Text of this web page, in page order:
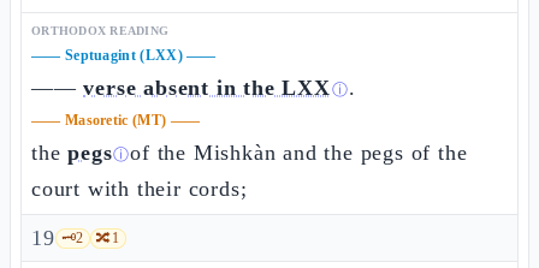
ORTHODOX READING
—— Septuagint (LXX)——
——verse absent in the LXXⓘ.
—— Masoretic (MT) ——
thepegsⓘof the Mishkàn and the pegs of the
court with their cords;
19 🗝️2 🔀1